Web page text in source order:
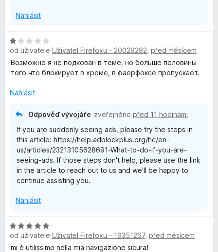
Nahlásit
H
o
d
n
c
od uživatele Uživatel Firefoxu - 20029292 před měsícem
Возможно я не подкован в теме, но больше половины
того что блокирует в хроме, в фаерфоксе пропускает.
Nahlásit
Odpověď vývojáře zveřejněno před 11 hodinami
If you are suddenly seeing ads, please try the steps in
this article: https://help.adblockplus.org/hc/en-
us/articles/23213105628691-What-to-do-if-you-are-
seeing-ads. If those steps don't help, please use the link
in the article to reach out to us and we'll be happy to
continue assisting you.
Nahlásit
H
o
d
od uživatele Uživatel Firefoxu - 16351267, před měsícem
mi è utilissimo nella mia navigazione sicura!